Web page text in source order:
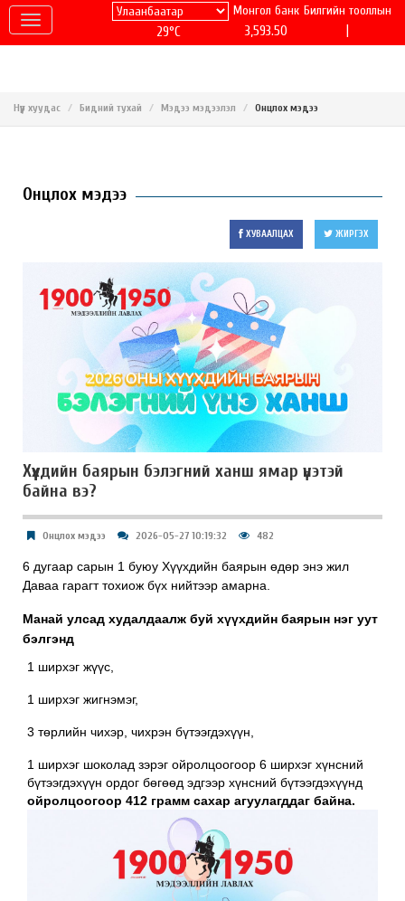
29°C
Монгол банк
3,593.50
Билгийн тооллын
Нүүр хуудас Бидний тухай Мэдээ мэдээлэл Онцлох мэдээ
Онцлох мэдээ
ХУВААЛЦАХ ЖИРГЭХ
Хүүхдийн баярын бэлэгний ханш ямар үнэтэй
байна вэ?
Онцлох мэдээ 2026-05-27 10:19:32 482
6 дугаар сарын 1 буюу Хүүхдийн баярын өдөр энэ жил
Даваа гарагт тохиож бүх нийтээр амарна.
Манай улсад худалдаалж буй хүүхдийн баярын нэг уут
бэлгэнд
1 ширхэг жүүс,
1 ширхэг жигнэмэг,
3 төрлийн чихэр, чихрэн бүтээгдэхүүн,
1 ширхэг шоколад зэрэг ойролцоогоор 6 ширхэг хүнсний
бүтээгдэхүүн ордог бөгөөд эдгээр хүнсний бүтээгдэхүүнд
ойролцоогоор 412 грамм сахар агуулагддаг байна.